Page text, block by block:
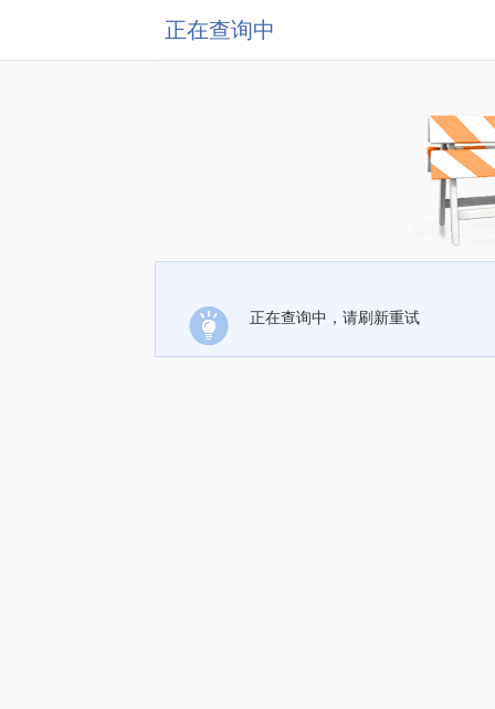
正在查询中
正在查询中，请刷新重试